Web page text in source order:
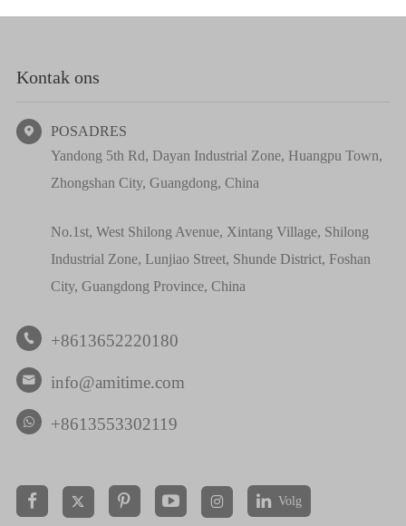
Kontak ons

POSADRES
Yandong 5th Rd, Dayan Industrial Zone, Huangpu Town,
Zhongshan City, Guangdong, China
No.1st, West Shilong Avenue, Xintang Village, Shilong
Industrial Zone, Lunjiao Street, Shunde District, Foshan
City, Guangdong Province, China
 +8613652220180
 info@amitime.com
+8613553302119
  Volg